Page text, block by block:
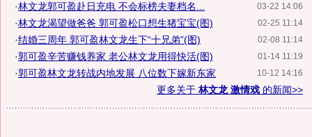
03-22 14:06
·林文龙郭可盈赴日充电 不会标榜夫妻档名...
02-25 11:14
·林文龙渴望做爸爸 郭可盈松口想生猪宝宝(图)
02-08 11:14
·结婚三周年 郭可盈林文龙生下“十兄弟”(图)
01-14 11:19
·郭可盈辛苦赚钱养家 老公林文龙用得快活(图)
10-12 14:16
·郭可盈林文龙转战内地发展 八位数下嫁新东家
更多关于 林文龙 激情戏 的新闻>>